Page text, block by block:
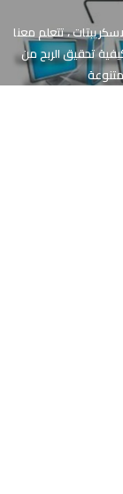
، تتعلم معنا
تحقيق الربح من